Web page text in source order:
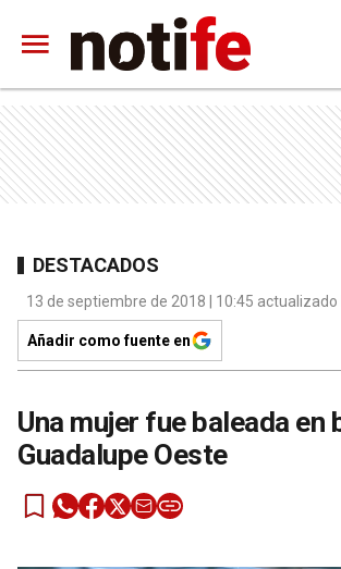
DESTACADOS
13 de septiembre de 2018 | 10:45 actualizado
Añadir como fuente en
Una mujer fue baleada en
Guadalupe Oeste